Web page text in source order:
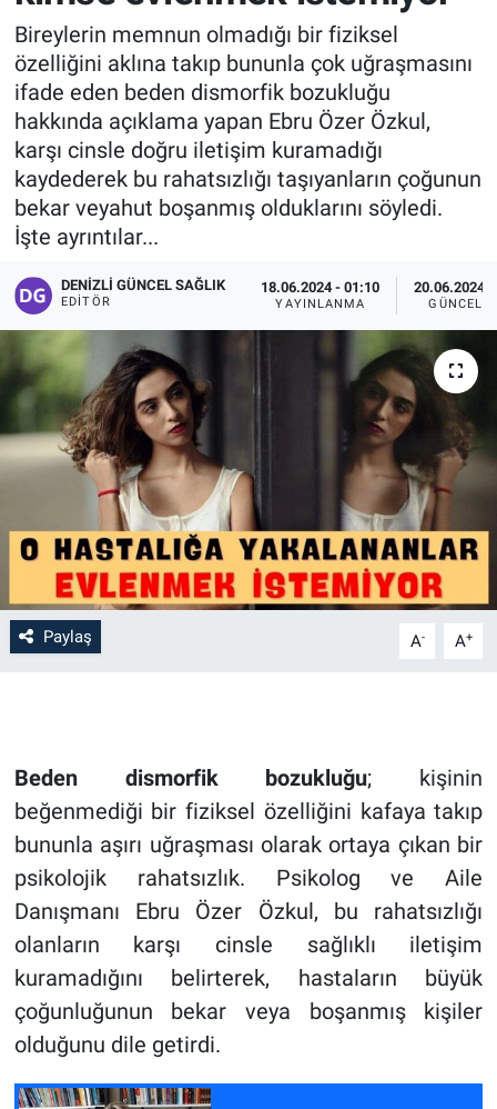
Bireylerin memnun olmadığı bir fiziksel
özelliğini aklına takıp bununla çok uğraşmasını
ifade eden beden dismorfik bozukluğu
hakkında açıklama yapan Ebru Özer Özkul,
karşı cinsle doğru iletişim kuramadığı
kaydederek bu rahatsızlığı taşıyanların çoğunun
bekar veyahut boşanmış olduklarını söyledi.
İşte ayrıntılar...
DENIZLI GÜNCEL SAĞLIK
EDITÖR
18.06.2024 - 01:10
YAYINLANMA
20.06.2024 -
Paylaş A- A+
Beden dismorfik bozukluğu; kişinin
beğenmediği bir fiziksel özelliğini kafaya takıp
bununla aşırı uğraşması olarak ortaya çıkan bir
psikolojik rahatsızlık. Psikolog ve Aile
Danışmanı Ebru Özer Özkul, bu rahatsızlığı
olanların karşı cinsle sağlıklı iletişim
kuramadığını belirterek, hastaların büyük
çoğunluğunun bekar veya boşanmış kişiler
olduğunu dile getirdi.